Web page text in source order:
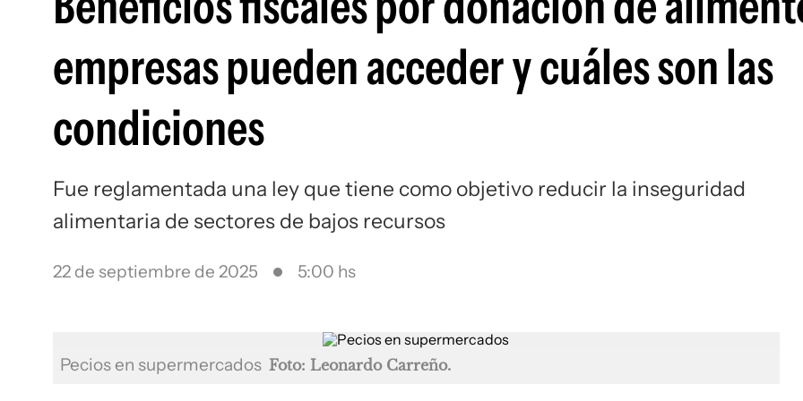
empresas pueden acceder y cuáles son las
condiciones
Fue reglamentada una ley que tiene como objetivo reducir la inseguridad
alimentaria de sectores de bajos recursos
22 de septiembre de 2025 5:00 hs
Pecios en supermercados Foto: Leonardo Carreño.